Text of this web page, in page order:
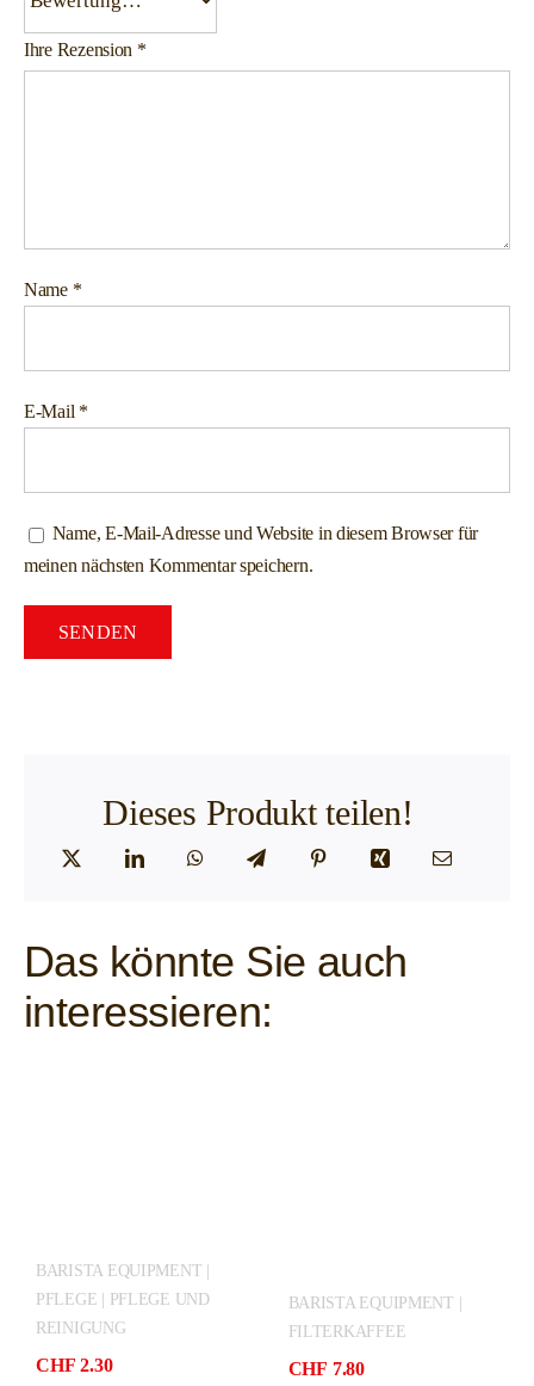
Ihre Rezension *
Name *
E-Mail *
Name, E-Mail-Adresse und Website in diesem Browser für
meinen nächsten Kommentar speichern.
Dieses Produkt teilen!
Das könnte Sie auch
interessieren:
BARISTA EQUIPMENT |
PFLEGE | PFLEGE UND
REINIGUNG
CHF 2.30
BARISTA EQUIPMENT |
FILTERKAFFEE
CHF 7.80